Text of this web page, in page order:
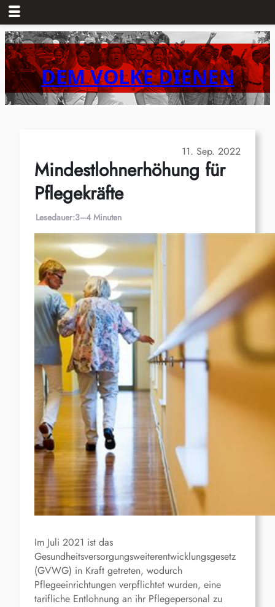
Zum
Inhalt
springenDEM VOLKE DIENEN
11. Sep. 2022
Mindestlohnerhöhung für
Pflegekräfte
Lesedauer:3–4 Minuten
Im Juli 2021 ist das
Gesundheitsversorgungsweiterentwicklungsgesetz
(GVWG) in Kraft getreten, wodurch
Pflegeeinrichtungen verpflichtet wurden, eine
tarifliche Entlohnung an ihr Pflegepersonal zu